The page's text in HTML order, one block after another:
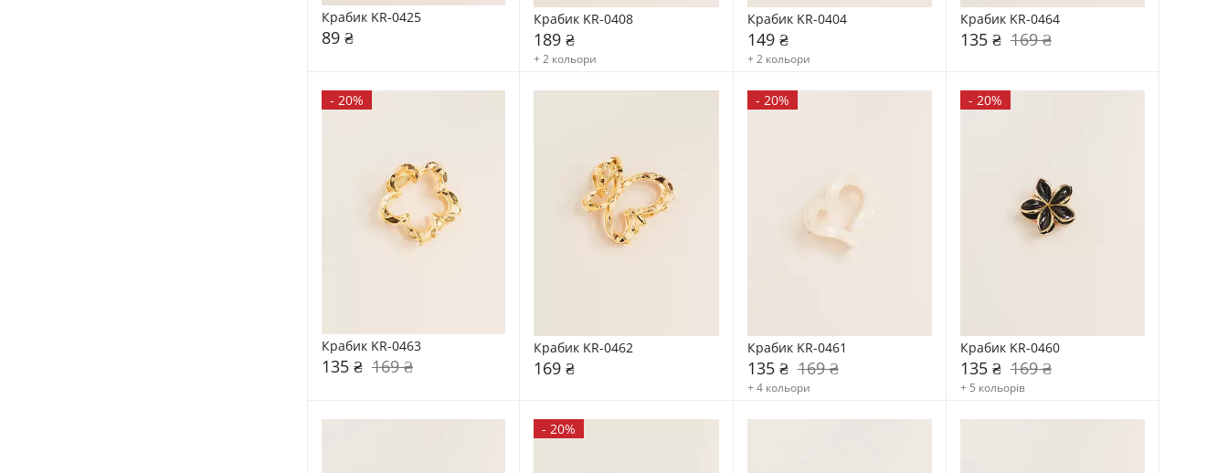
Крабик KR-0425
89 ₴
Крабик KR-0408
189 ₴
+ 2 кольори
Крабик KR-0404
149 ₴
+ 2 кольори
Крабик KR-0464
135 ₴ 169 ₴
- 20%
Крабик KR-0463
135 ₴ 169 ₴
Крабик KR-0462
169 ₴
- 20%
Крабик KR-0461
135 ₴ 169 ₴
+ 4 кольори
- 20%
Крабик KR-0460
135 ₴ 169 ₴
+ 5 кольорів
- 20%